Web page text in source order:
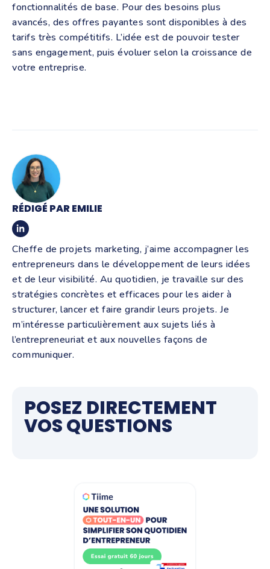
fonctionnalités de base. Pour des besoins plus
avancés, des offres payantes sont disponibles à des
tarifs très compétitifs. L’idée est de pouvoir tester
sans engagement, puis évoluer selon la croissance de
votre entreprise.
RÉDIGÉ PAR EMILIE
Cheffe de projets marketing, j’aime accompagner les
entrepreneurs dans le développement de leurs idées
et de leur visibilité. Au quotidien, je travaille sur des
stratégies concrètes et efficaces pour les aider à
structurer, lancer et faire grandir leurs projets. Je
m’intéresse particulièrement aux sujets liés à
l’entrepreneuriat et aux nouvelles façons de
communiquer.
POSEZ DIRECTEMENT
VOS QUESTIONS